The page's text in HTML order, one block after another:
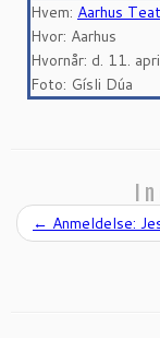
Hvem: Aarhus
Hvor: Aarhus
Hvornår: d. 11.
Foto: Gísli Dúa
← Anmeldelse: